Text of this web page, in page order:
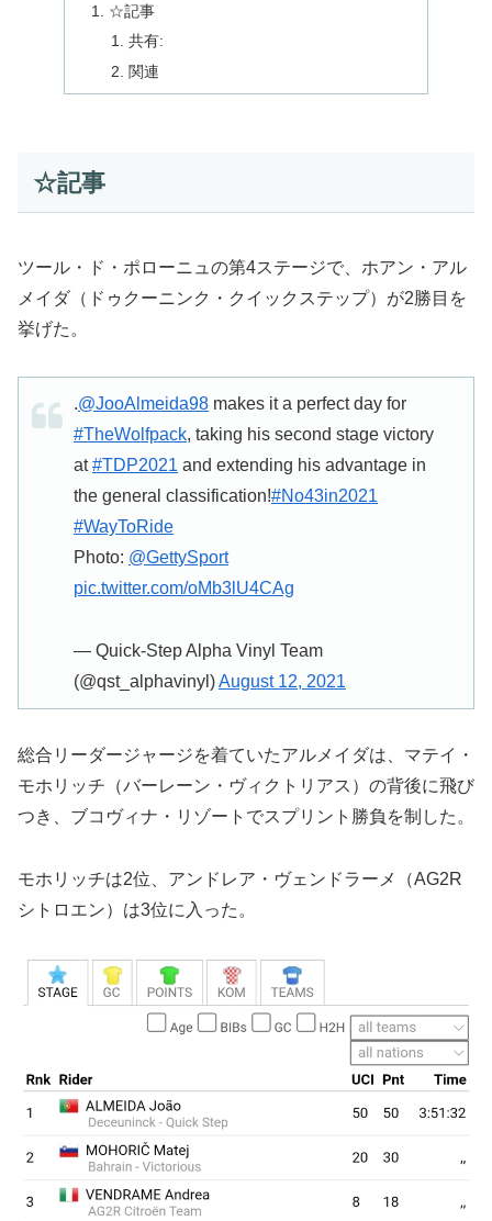
☆記事
共有:
関連
☆記事
ツール・ド・ポローニュの第4ステージで、ホアン・アル
メイダ（ドゥクーニンク・クイックステップ）が2勝目を
挙げた。
.@JooAlmeida98 makes it a perfect day for
#TheWolfpack, taking his second stage victory
at#TDP2021 and extending his advantage in
the general classification!#No43in2021
#WayToRide
Photo: @GettySport
pic.twitter.com/oMb3lU4CAg
— Quick-Step Alpha Vinyl Team
(@qst_alphavinyl)August 12, 2021
総合リーダージャージを着ていたアルメイダは、マテイ・
モホリッチ（バーレーン・ヴィクトリアス）の背後に飛び
つき、ブコヴィナ・リゾートでスプリント勝負を制した。
モホリッチは2位、アンドレア・ヴェンドラーメ（AG2R
シトロエン）は3位に入った。